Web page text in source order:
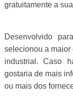
gratuitamente a
Desenvolvido
selecionou a maior
industrial. Caso
gostaria de mais
ou mais dos